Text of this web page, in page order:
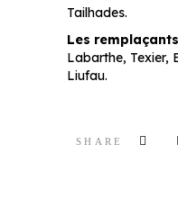
Tailhades.
Les
Labarthe, Texier,
Liufau.
SHARE